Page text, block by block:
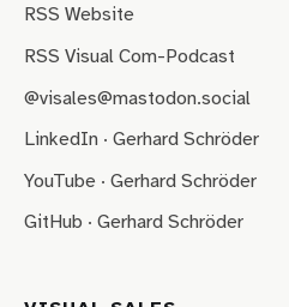
RSS Website
RSS Visual Com-Podcast
@visales@mastodon.social
LinkedIn · Gerhard Schröder
YouTube · Gerhard Schröder
GitHub · Gerhard Schröder